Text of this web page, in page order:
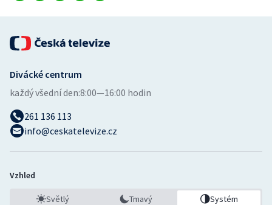
Divácké centrum
každý všední den:8:00—16:00 hodin
261 136 113
info@ceskatelevize.cz
Vzhled
Světlý Tmavý Systém